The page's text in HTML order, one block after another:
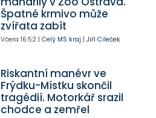
Špatné krmivo může
zvířata zabít
Včera 16:52| Celý MS kraj | Jiří Cileček
Riskantní manévr ve
Frýdku-Místku skončil
tragédií. Motorkář srazil
chodce a zemřel